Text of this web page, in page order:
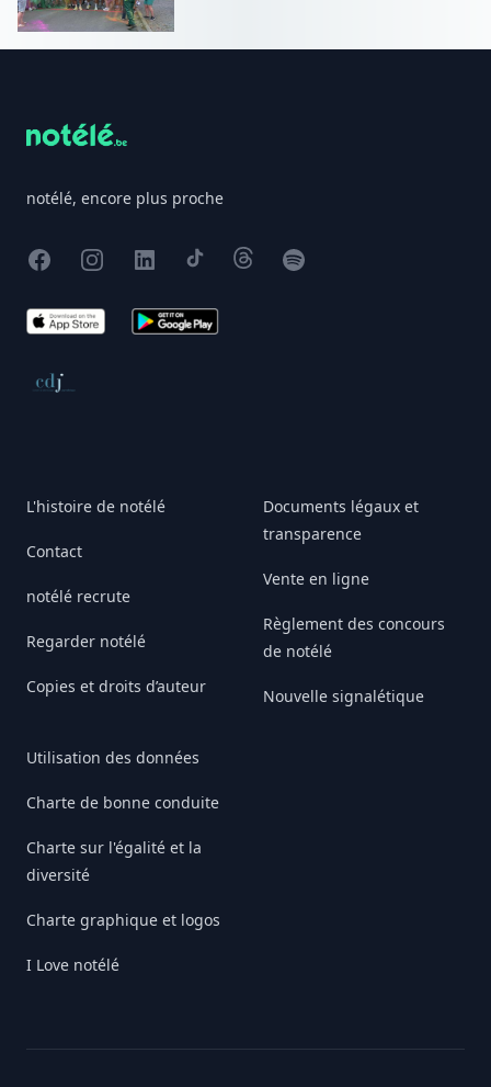
notélé, encore plus proche
FacebookInstagram
X TikTokThreadsSpotify
App Store Google Play
Conseil de déontologie journalistique
L'histoire de notélé
Contact
notélé recrute
Regarder notélé
Copies et droits d’auteur
Utilisation des données
Charte de bonne conduite
Charte sur l'égalité et la
diversité
Charte graphique et logos
I Love notélé
Documents légaux et
transparence
Vente en ligne
Règlement des concours
de notélé
Nouvelle signalétique